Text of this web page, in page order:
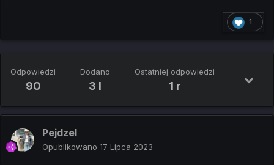
1
Odpowiedzi
90
Dodano
3 l
Ostatniej odpowiedzi
1 r
Pejdzel
Opublikowano 17 Lipca 2023